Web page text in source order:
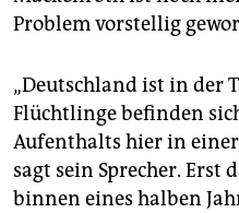
Problem vorstellig
„Deutschland ist in der
Flüchtlinge befinden
Aufenthalts hier in
sagt sein Sprecher. Erst
binnen eines halben